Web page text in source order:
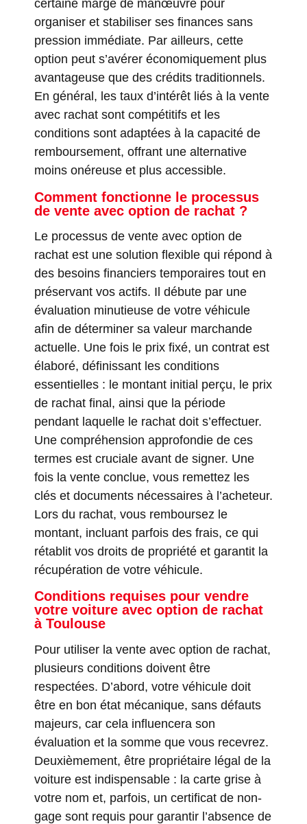
certaine marge de manœuvre pour
organiser et stabiliser ses finances sans
pression immédiate. Par ailleurs, cette
option peut s’avérer économiquement plus
avantageuse que des crédits traditionnels.
En général, les taux d’intérêt liés à la vente
avec rachat sont compétitifs et les
conditions sont adaptées à la capacité de
remboursement, offrant une alternative
moins onéreuse et plus accessible.
Comment fonctionne le processus
de vente avec option de rachat ?
Le processus de vente avec option de
rachat est une solution flexible qui répond à
des besoins financiers temporaires tout en
préservant vos actifs. Il débute par une
évaluation minutieuse de votre véhicule
afin de déterminer sa valeur marchande
actuelle. Une fois le prix fixé, un contrat est
élaboré, définissant les conditions
essentielles : le montant initial perçu, le prix
de rachat final, ainsi que la période
pendant laquelle le rachat doit s’effectuer.
Une compréhension approfondie de ces
termes est cruciale avant de signer. Une
fois la vente conclue, vous remettez les
clés et documents nécessaires à l’acheteur.
Lors du rachat, vous remboursez le
montant, incluant parfois des frais, ce qui
rétablit vos droits de propriété et garantit la
récupération de votre véhicule.
Conditions requises pour vendre
votre voiture avec option de rachat
à Toulouse
Pour utiliser la vente avec option de rachat,
plusieurs conditions doivent être
respectées. D’abord, votre véhicule doit
être en bon état mécanique, sans défauts
majeurs, car cela influencera son
évaluation et la somme que vous recevrez.
Deuxièmement, être propriétaire légal de la
voiture est indispensable : la carte grise à
votre nom et, parfois, un certificat de non-
gage sont requis pour garantir l’absence de